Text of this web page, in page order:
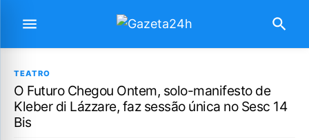
TEATRO
O Futuro Chegou Ontem, solo-manifesto de
Kleber di Lázzare, faz sessão única no Sesc 14
Bis